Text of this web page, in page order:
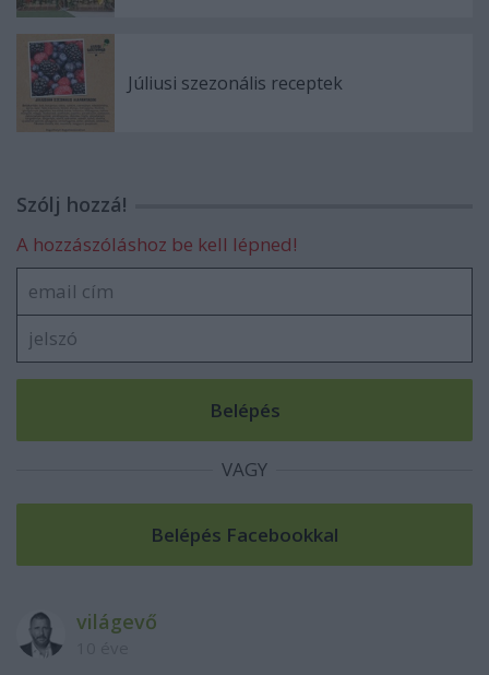
Júliusi szezonális receptek
Szólj hozzá!
A hozzászóláshoz be kell lépned!
VAGY
világevő